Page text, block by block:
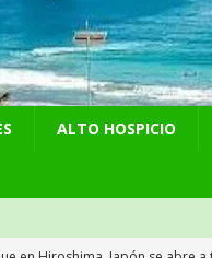
ALTO HOSPICIO